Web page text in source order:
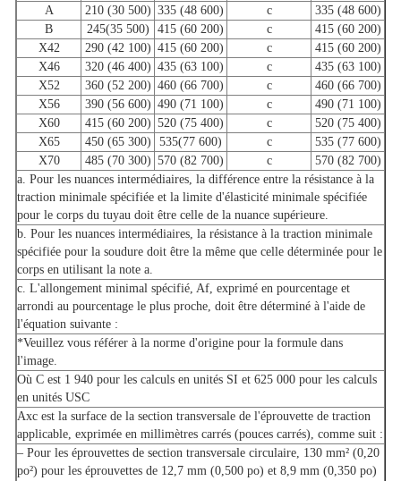
A 210 (30 500) 335 (48 600) c
335 (48 600)
B
245(35 500) 415 (60 200) c
415 (60 200)
X42
290 (42 100) 415 (60 200) c
415 (60 200)
X46
320 (46 400) 435 (63 100) c
435 (63 100)
X52
360 (52 200) 460 (66 700) c
460 (66 700)
X56
390 (56 600) 490 (71 100) c
490 (71 100)
X60
415 (60 200) 520 (75 400) c
520 (75 400)
X65
450 (65 300) 535(77 600) c
535 (77 600)
X70
485 (70 300) 570 (82 700) c
570 (82 700)
a. Pour les nuances intermédiaires, la différence entre la résistance à la
traction minimale spécifiée et la limite d'élasticité minimale spécifiée
pour le corps du tuyau doit être celle de la nuance supérieure.
b. Pour les nuances intermédiaires, la résistance à la traction minimale
spécifiée pour la soudure doit être la même que celle déterminée pour le
corps en utilisant la note a.
c. L'allongement minimal spécifié, Af, exprimé en pourcentage et
arrondi au pourcentage le plus proche, doit être déterminé à l'aide de
l'équation suivante :
*Veuillez vous référer à la norme d'origine pour la formule dans
l'image.
Où C est 1 940 pour les calculs en unités SI et 625 000 pour les calculs
en unités USC
Axc est la surface de la section transversale de l'éprouvette de traction
applicable, exprimée en millimètres carrés (pouces carrés), comme suit :
– Pour les éprouvettes de section transversale circulaire, 130 mm² (0,20
po²) pour les éprouvettes de 12,7 mm (0,500 po) et 8,9 mm (0,350 po)